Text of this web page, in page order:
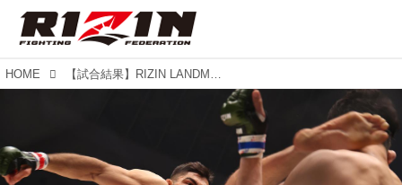
HOME 【試合結果】RIZIN LANDMARK 9 in KOBE 第12試合／ホベルト・サトシ・ソウザ vs. 中村K太郎